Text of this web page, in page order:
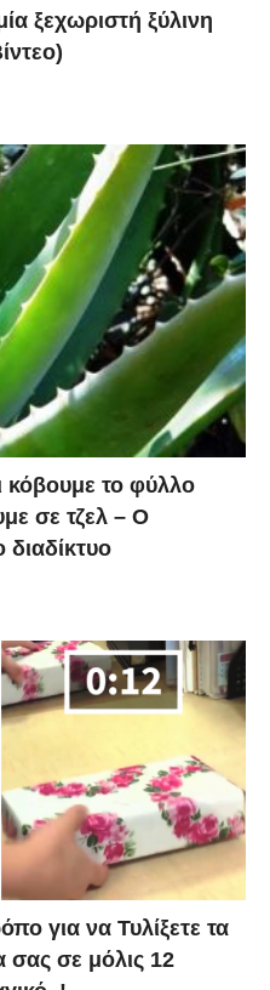
ξεχωριστή ξύλινη
κόβουμε το φύλλο
σε τζελ – O
για να Τυλίξετε τα
σας σε μόλις 12